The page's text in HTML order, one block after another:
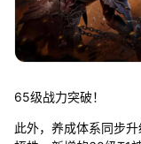
65级战力突破！
此外，养成体系同步